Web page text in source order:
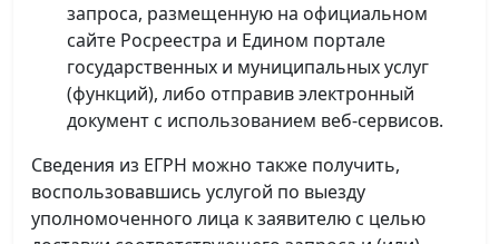
запроса, размещенную на официальном
сайте Росреестра и Едином портале
государственных и муниципальных услуг
(функций), либо отправив электронный
документ с использованием веб-сервисов.
Сведения из ЕГРН можно также получить,
воспользовавшись услугой по выезду
уполномоченного лица к заявителю с целью